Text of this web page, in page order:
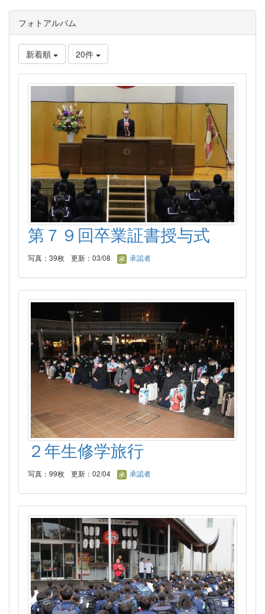
フォトアルバム
新着順 20件
第７９回卒業証書授与式
写真：39枚 更新：03/08 承認者
２年生修学旅行
写真：99枚 更新：02/04 承認者